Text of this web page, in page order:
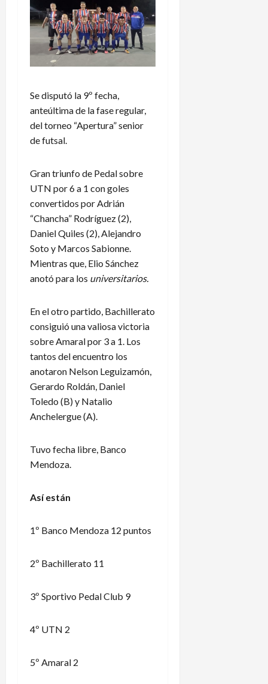
Se disputó la 9º fecha,
anteúltima de la fase regular,
del torneo “Apertura” senior
de futsal.
Gran triunfo de Pedal sobre
UTN por 6 a 1 con goles
convertidos por Adrián
“Chancha” Rodríguez (2),
Daniel Quiles (2), Alejandro
Soto y Marcos Sabionne.
Mientras que, Elio Sánchez
anotó para los universitarios.
En el otro partido, Bachillerato
consiguió una valiosa victoria
sobre Amaral por 3 a 1. Los
tantos del encuentro los
anotaron Nelson Leguizamón,
Gerardo Roldán, Daniel
Toledo (B) y Natalio
Anchelergue (A).
Tuvo fecha libre, Banco
Mendoza.
Así están
1º Banco Mendoza 12 puntos
2º Bachillerato 11
3º Sportivo Pedal Club 9
4º UTN 2
5º Amaral 2